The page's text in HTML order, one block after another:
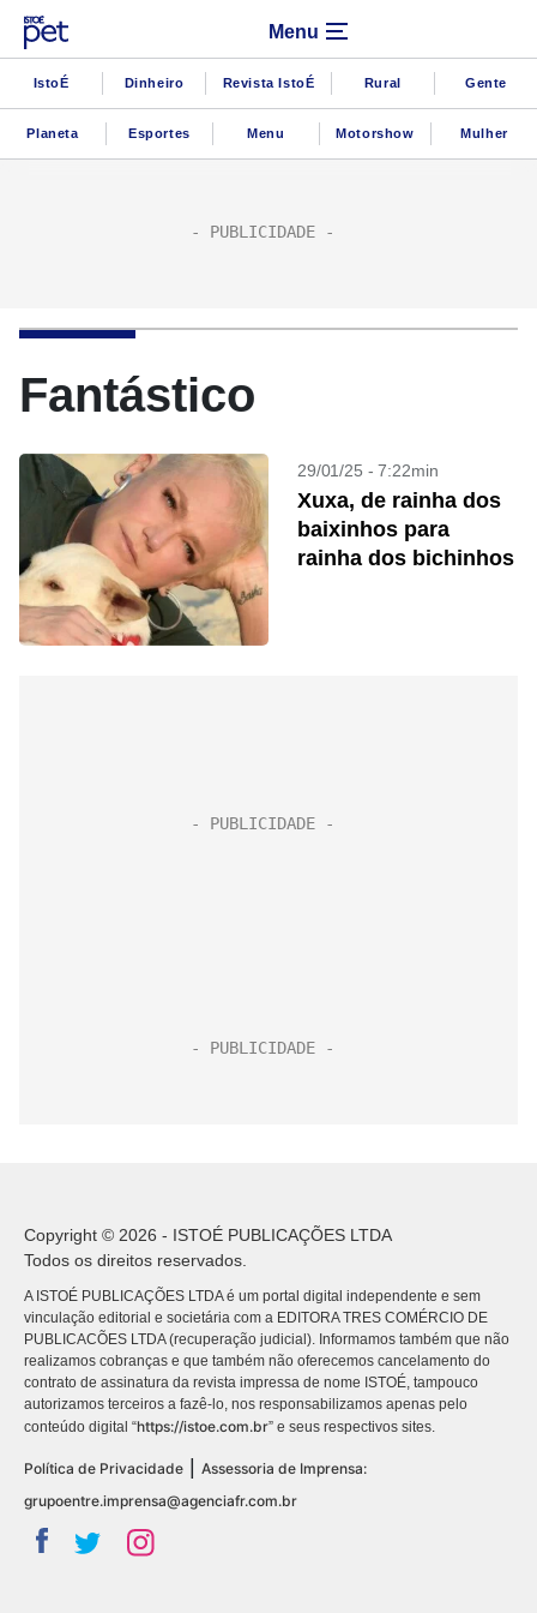
Menu
IstoÉ Dinheiro Revista IstoÉ Rural Gente
Planeta Esportes Menu Motorshow Mulher
Fantástico
29/01/25 - 7:22min
Xuxa, de rainha dos
baixinhos para
rainha dos bichinhos
Copyright © 2026 - ISTOÉ PUBLICAÇÕES LTDA
Todos os direitos reservados.
A ISTOÉ PUBLICAÇÕES LTDA é um portal digital independente e sem
vinculação editorial e societária com a EDITORA TRES COMÉRCIO DE
PUBLICACÕES LTDA (recuperação judicial). Informamos também que não
realizamos cobranças e que também não oferecemos cancelamento do
contrato de assinatura da revista impressa de nome ISTOÉ, tampouco
autorizamos terceiros a fazê-lo, nos responsabilizamos apenas pelo
conteúdo digital “https://istoe.com.br” e seus respectivos sites.
Política de Privacidade
Assessoria de Imprensa:
grupoentre.imprensa@agenciafr.com.br